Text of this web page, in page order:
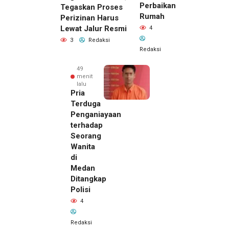
Tegaskan Proses
Perizinan Harus
Lewat Jalur Resmi
3 Redaksi
Perbaikan
Rumah
4
Redaksi
49
menit
lalu
Pria
Terduga
Penganiayaan
terhadap
Seorang
Wanita
di
Medan
Ditangkap
Polisi
4
Redaksi
lalu
Kepala
DPMPTSP
Deli
Serdang
Bantah
Terlibat